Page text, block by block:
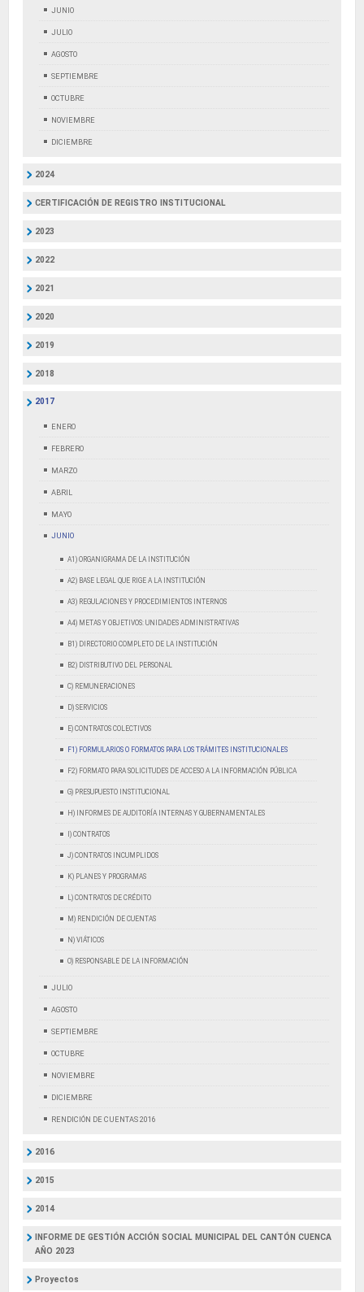
JUNIO
JULIO
AGOSTO
SEPTIEMBRE
OCTUBRE
NOVIEMBRE
DICIEMBRE
2024
CERTIFICACIÓN DE REGISTRO INSTITUCIONAL
2023
2022
2021
2020
2019
2018
2017
ENERO
FEBRERO
MARZO
ABRIL
MAYO
JUNIO
A1) ORGANIGRAMA DE LA INSTITUCIÓN
A2) BASE LEGAL QUE RIGE A LA INSTITUCIÓN
A3) REGULACIONES Y PROCEDIMIENTOS INTERNOS
A4) METAS Y OBJETIVOS: UNIDADES ADMINISTRATIVAS
B1) DIRECTORIO COMPLETO DE LA INSTITUCIÓN
B2) DISTRIBUTIVO DEL PERSONAL
C) REMUNERACIONES
D) SERVICIOS
E) CONTRATOS COLECTIVOS
F1) FORMULARIOS O FORMATOS PARA LOS TRÁMITES INSTITUCIONALES
F2) FORMATO PARA SOLICITUDES DE ACCESO A LA INFORMACIÓN PÚBLICA
G) PRESUPUESTO INSTITUCIONAL
H) INFORMES DE AUDITORÍA INTERNAS Y GUBERNAMENTALES
I) CONTRATOS
J) CONTRATOS INCUMPLIDOS
K) PLANES Y PROGRAMAS
L) CONTRATOS DE CRÉDITO
M) RENDICIÓN DE CUENTAS
N) VIÁTICOS
O) RESPONSABLE DE LA INFORMACIÓN
JULIO
AGOSTO
SEPTIEMBRE
OCTUBRE
NOVIEMBRE
DICIEMBRE
RENDICIÓN DE CUENTAS 2016
2016
2015
2014
INFORME DE GESTIÓN ACCIÓN SOCIAL MUNICIPAL DEL CANTÓN CUENCA
AÑO 2023
Proyectos